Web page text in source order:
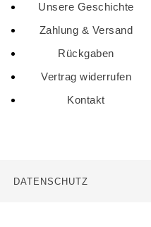
Unsere Geschichte
Zahlung & Versand
Rückgaben
Vertrag widerrufen
Kontakt
DATENSCHUTZ